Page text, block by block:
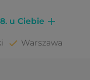
u Ciebie
Warszawa